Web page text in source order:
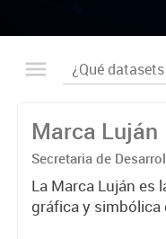
Marca Luján
Secretaria de
La Marca Luján es
gráfica y